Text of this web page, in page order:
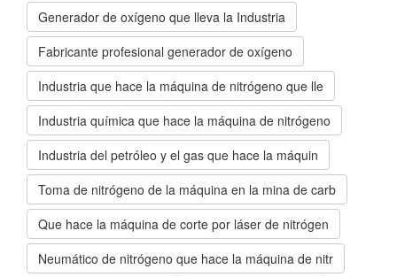
Generador de oxígeno que lleva la Industria
Fabricante profesional generador de oxígeno
Industria que hace la máquina de nitrógeno que lle
Industria química que hace la máquina de nitrógeno
Industria del petróleo y el gas que hace la máquin
Toma de nitrógeno de la máquina en la mina de carb
Que hace la máquina de corte por láser de nitrógen
Neumático de nitrógeno que hace la máquina de nitr